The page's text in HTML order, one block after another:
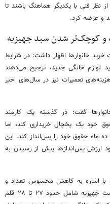
نظر فنی با یکدیگر هماهنگ باشند تا
خانوارها اظهار داشت: در شرایط
خرید لوازم خانگی جدید، ترجیح می‌دهند
تعمیرات نیز در سال‌های اخیر
گفت: در گذشته یک کارمند
خود یک یخچال خریداری کند، اما
ده ماه حقوق خود را پس‌انداز کند. این
ارزش پس‌اندازها پیش از رسیدن به
با اشاره به کاهش محسوس تعداد و
تنوع اقلام جهیزیه افزود: در گذشته فهرست جهیزیه شامل حدود ۲۷ تا ۲۸ قلم